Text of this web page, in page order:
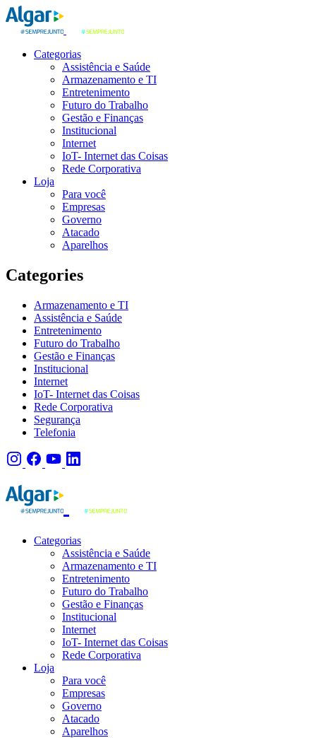
Categorias
Assistência e Saúde
Armazenamento e TI
Entretenimento
Futuro do Trabalho
Gestão e Finanças
Institucional
Internet
IoT- Internet das Coisas
Rede Corporativa
Loja
Para você
Empresas
Governo
Atacado
Aparelhos
Categories
Armazenamento e TI
Assistência e Saúde
Entretenimento
Futuro do Trabalho
Gestão e Finanças
Institucional
Internet
IoT- Internet das Coisas
Rede Corporativa
Segurança
Telefonia
Categorias
Assistência e Saúde
Armazenamento e TI
Entretenimento
Futuro do Trabalho
Gestão e Finanças
Institucional
Internet
IoT- Internet das Coisas
Rede Corporativa
Loja
Para você
Empresas
Governo
Atacado
Aparelhos